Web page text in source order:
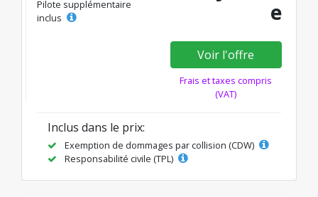
Pilote supplémentaire
inclus
e
Voir l'offre
Frais et taxes compris
(VAT)
Inclus dans le prix:
Exemption de dommages par collision (CDW)
Responsabilité civile (TPL)